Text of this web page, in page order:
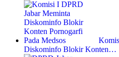
Diskominfo Blokir Konten…